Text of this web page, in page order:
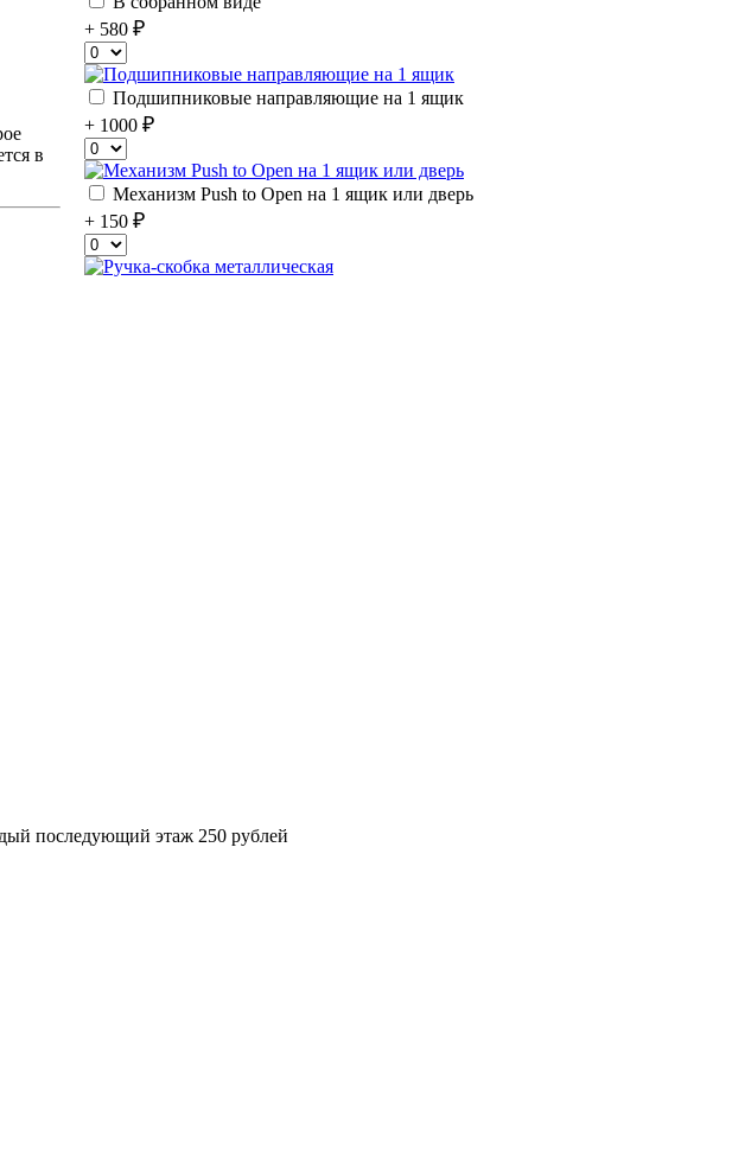
в
+ 580
Подшипниковые направляющие на 1 ящик
+ 1000
Механизм Push to Open на 1 ящик или дверь
+ 150
последующий этаж 250 рублей